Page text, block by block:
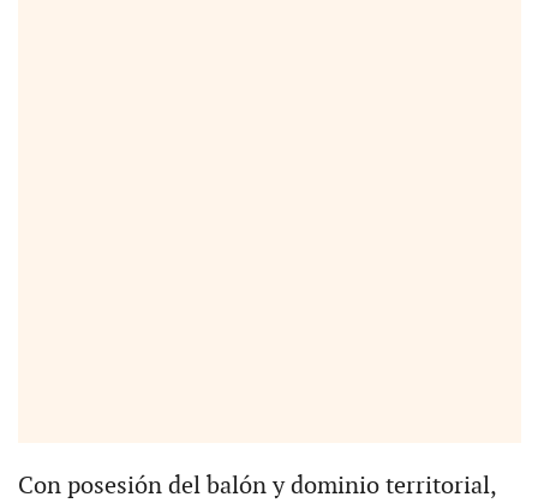
Con posesión del balón y dominio territorial,